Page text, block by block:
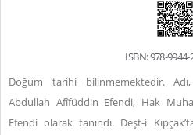
ISBN: 978-
Doğum tarihi bilinmemektedir.
Abdullah Afîfüddin Efendi, Hak
Efendi olarak tanındı. Deşt-i